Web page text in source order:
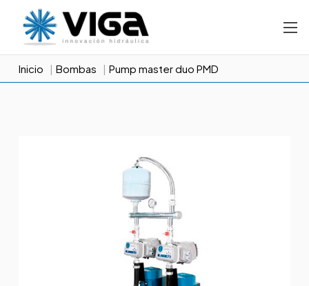
Inicio Bombas Pump master duo PMD